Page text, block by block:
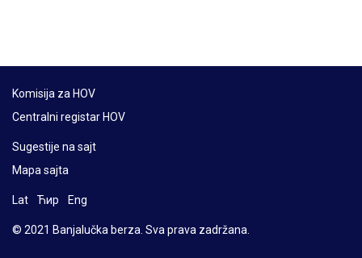
Komisija za HOV
Centralni registar HOV
Sugestije na sajt
Mapa sajta
Lat Ћир Eng
© 2021 Banjalučka berza. Sva prava zadržana.